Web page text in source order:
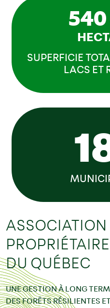
SUPERFICIE
LACS ET
ASSOCIATION
DU QUÉBEC
UNE GESTION À LONG
DES FORÊTS RÉSILIENTES